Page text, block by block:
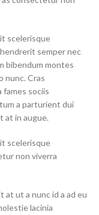
scelerisque
semper nec
bibendum montes
nunc. Cras
sociis
a parturient dui
at in augue.
scelerisque
non viverra
ut a nunc id a ad eu
lacinia